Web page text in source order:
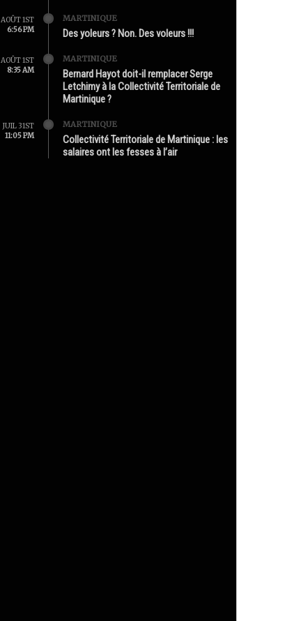
AOÛT 1ST
6:56 PM
MARTINIQUE
Des yoleurs ? Non. Des voleurs !!!
AOÛT 1ST
8:35 AM
MARTINIQUE
Bernard Hayot doit-il remplacer Serge
Letchimy à la Collectivité Territoriale de
Martinique ?
JUIL 31ST
11:05 PM
MARTINIQUE
Collectivité Territoriale de Martinique : les
salaires ont les fesses à l’air